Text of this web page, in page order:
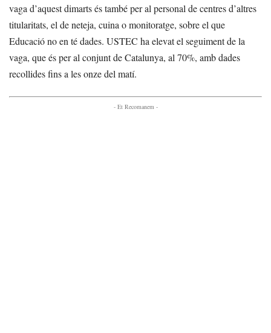
vaga d’aquest dimarts és també per al personal de centres d’altres
titularitats, el de neteja, cuina o monitoratge, sobre el que
Educació no en té dades. USTEC ha elevat el seguiment de la
vaga, que és per al conjunt de Catalunya, al 70%, amb dades
recollides fins a les onze del matí.
- Et Recomanem -